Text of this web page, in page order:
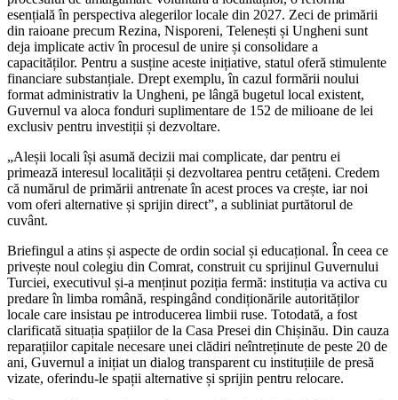
esențială în perspectiva alegerilor locale din 2027. Zeci de primării
din raioane precum Rezina, Nisporeni, Telenești și Ungheni sunt
deja implicate activ în procesul de unire și consolidare a
capacităților. Pentru a susține aceste inițiative, statul oferă stimulente
financiare substanțiale. Drept exemplu, în cazul formării noului
format administrativ la Ungheni, pe lângă bugetul local existent,
Guvernul va aloca fonduri suplimentare de 152 de milioane de lei
exclusiv pentru investiții și dezvoltare.
„Aleșii locali își asumă decizii mai complicate, dar pentru ei
primează interesul localității și dezvoltarea pentru cetățeni. Credem
că numărul de primării antrenate în acest proces va crește, iar noi
vom oferi alternative și sprijin direct”, a subliniat purtătorul de
cuvânt.
Briefingul a atins și aspecte de ordin social și educațional. În ceea ce
privește noul colegiu din Comrat, construit cu sprijinul Guvernului
Turciei, executivul și-a menținut poziția fermă: instituția va activa cu
predare în limba română, respingând condiționările autorităților
locale care insistau pe introducerea limbii ruse. Totodată, a fost
clarificată situația spațiilor de la Casa Presei din Chișinău. Din cauza
reparațiilor capitale necesare unei clădiri neîntreținute de peste 20 de
ani, Guvernul a inițiat un dialog transparent cu instituțiile de presă
vizate, oferindu-le spații alternative și sprijin pentru relocare.